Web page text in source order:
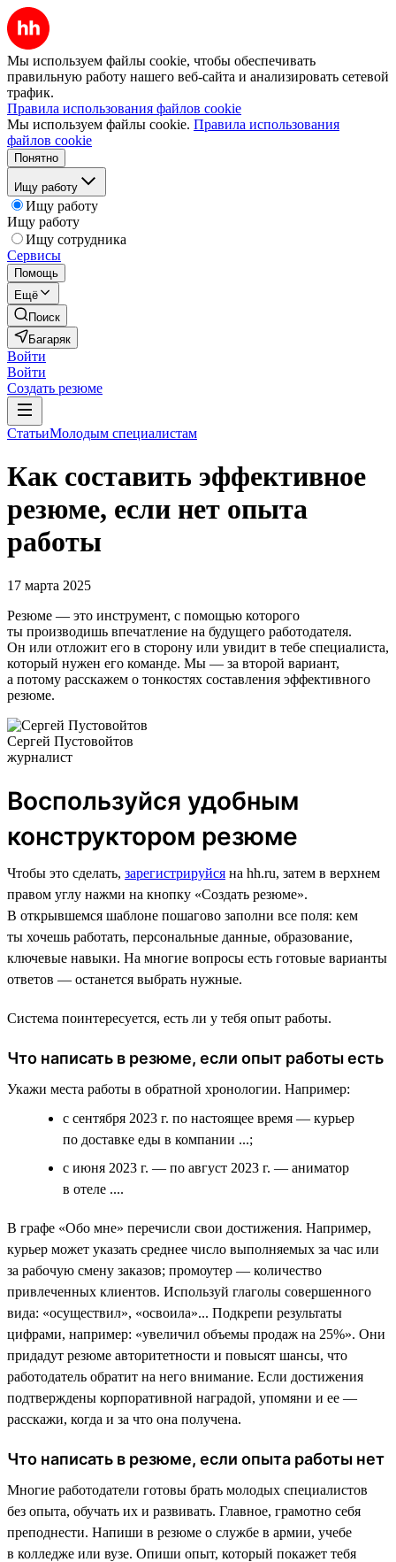
Мы используем файлы cookie, чтобы обеспечивать
правильную работу нашего веб-сайта и анализировать сетевой
трафик.
Правила использования файлов cookie
Мы используем файлы cookie. Правила использования
файлов cookie
Понятно
Ищу работу
Ищу работу
Ищу работу
Ищу сотрудника
Сервисы
Помощь
Ещё
Поиск
Багаряк
Войти
Войти
Создать резюме
СтатьиМолодым специалистам
Как составить эффективное
резюме, если нет опыта
работы
17 марта 2025
Резюме — это инструмент, с помощью которого
ты производишь впечатление на будущего работодателя.
Он или отложит его в сторону или увидит в тебе специалиста,
который нужен его команде. Мы — за второй вариант,
а потому расскажем о тонкостях составления эффективного
резюме.
Сергей Пустовойтов
журналист
Воспользуйся удобным
конструктором резюме
Чтобы это сделать, зарегистрируйся на hh.ru, затем в верхнем
правом углу нажми на кнопку «Создать резюме».
В открывшемся шаблоне пошагово заполни все поля: кем
ты хочешь работать, персональные данные, образование,
ключевые навыки. На многие вопросы есть готовые варианты
ответов — останется выбрать нужные.
Система поинтересуется, есть ли у тебя опыт работы.
Что написать в резюме, если опыт работы есть
Укажи места работы в обратной хронологии. Например:
с сентября 2023 г. по настоящее время — курьер
по доставке еды в компании ...;
с июня 2023 г. — по август 2023 г. — аниматор
в отеле ....
В графе «Обо мне» перечисли свои достижения. Например,
курьер может указать среднее число выполняемых за час или
за рабочую смену заказов; промоутер — количество
привлеченных клиентов. Используй глаголы совершенного
вида: «осуществил», «освоила»... Подкрепи результаты
цифрами, например: «увеличил объемы продаж на 25%». Они
придадут резюме авторитетности и повысят шансы, что
работодатель обратит на него внимание. Если достижения
подтверждены корпоративной наградой, упомяни и ее —
расскажи, когда и за что она получена.
Что написать в резюме, если опыта работы нет
Многие работодатели готовы брать молодых специалистов
без опыта, обучать их и развивать. Главное, грамотно себя
преподнести. Напиши в резюме о службе в армии, учебе
в колледже или вузе. Опиши опыт, который покажет тебя